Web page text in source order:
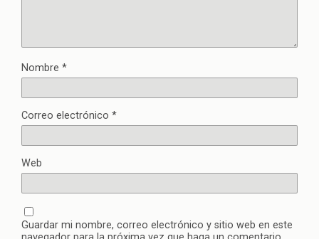
Nombre *
Correo electrónico *
Web
Guardar mi nombre, correo electrónico y sitio web en este